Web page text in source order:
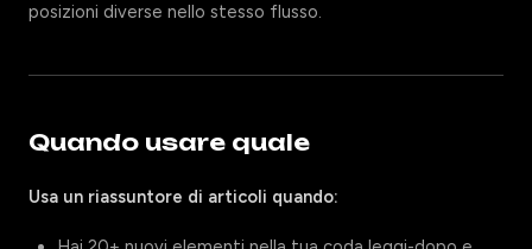
posizioni diverse nello stesso flusso.
Quando usare quale
Usa un riassuntore di articoli quando: